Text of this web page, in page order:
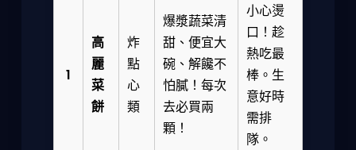
1
高
麗
菜
餅
炸
點
心
類
爆漿蔬菜清
甜、便宜大
碗、解饞不
怕膩！每次
去必買兩
顆！
小心燙
口！趁
熱吃最
棒。生
意好時
需排
隊。